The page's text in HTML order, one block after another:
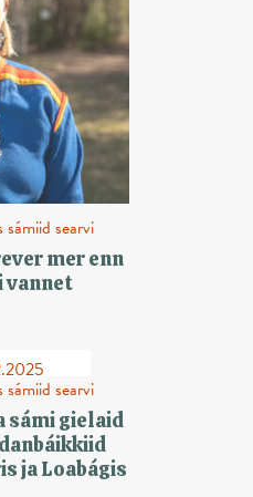
sámiid searvi
mer enn
vannet
sámiid searvi
sámi gielaid
ja Loabágis